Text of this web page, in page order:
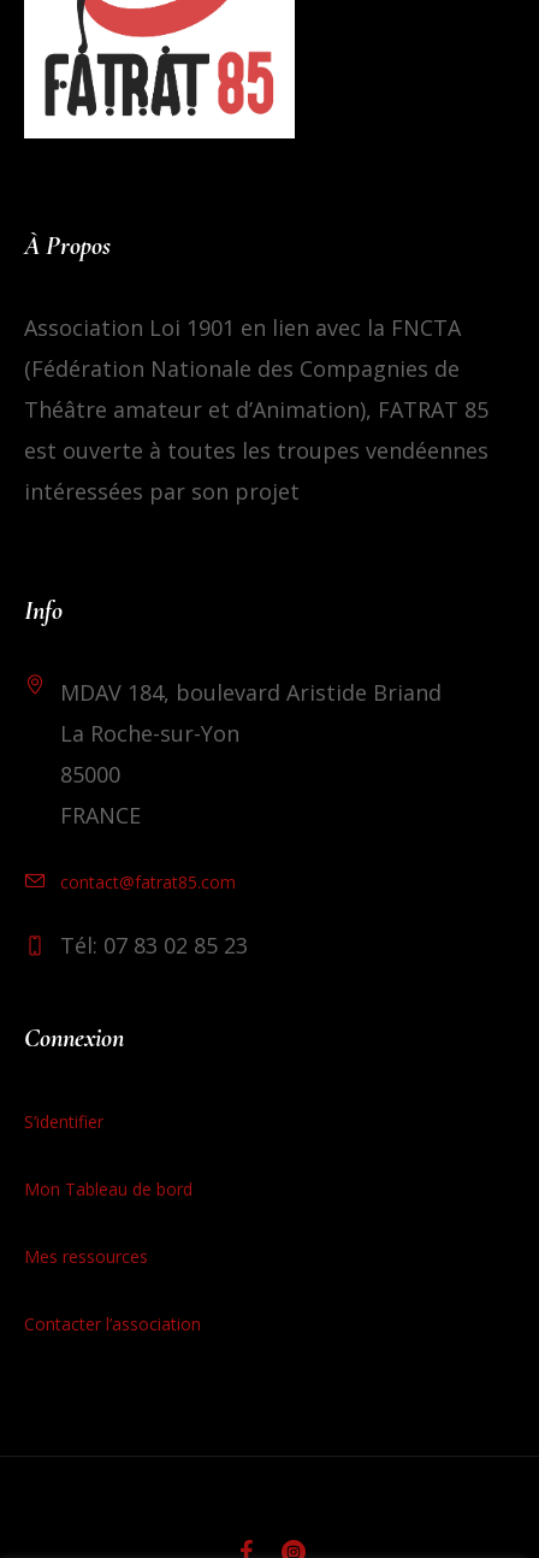
À Propos
Association Loi 1901 en lien avec la FNCTA
(Fédération Nationale des Compagnies de
Théâtre amateur et d’Animation), FATRAT 85
est ouverte à toutes les troupes vendéennes
intéressées par son projet
Info
MDAV 184, boulevard Aristide Briand
La Roche-sur-Yon
85000
FRANCE
contact@fatrat85.com
Tél: 07 83 02 85 23
Connexion
S’identifier
Mon Tableau de bord
Mes ressources
Contacter l’association